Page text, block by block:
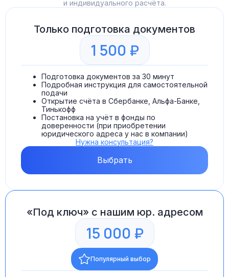
и индивидуального расчёта.
Только подготовка документов
1 500 ₽
Подготовка документов за 30 минут
Подробная инструкция для самостоятельной
подачи
Открытие счёта в Сбербанке, Альфа-Банке,
Тинькофф
Постановка на учёт в фонды по
доверенности (при приобретении
юридического адреса у нас в компании)
Нужна консультация?
Выбрать
«Под ключ» с нашим юр. адресом
15 000 ₽
Популярный выбор